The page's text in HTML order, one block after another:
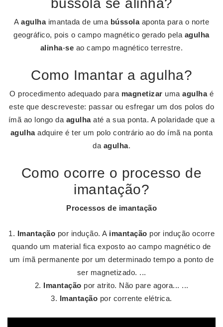
bússola se alinha?
A agulhaimantada de uma bússolaaponta para o norte
geográfico, pois o campo magnético gerado pela agulha
alinha-se ao campo magnético terrestre.
Como Imantar a agulha?
O procedimento adequado para magnetizar uma agulhaé
este que descreveste: passar ou esfregar um dos polos do
ímã ao longo da agulhaaté a sua ponta. A polaridade que a
agulhaadquire é ter um polo contrário ao do ímã na ponta
da agulha.
Como ocorre o processo de
imantação?
Processos de imantação
Imantação por indução. A imantação por indução ocorre
quando um material fica exposto ao campo magnético de
um ímã permanente por um determinado tempo a ponto de
ser magnetizado. ...
Imantação por atrito. Não pare agora... ...
Imantação por corrente elétrica.